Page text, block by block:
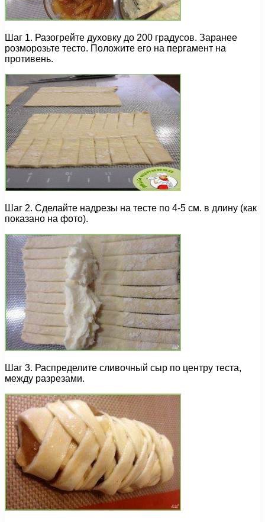
Шаг 1. Разогрейте духовку до 200 градусов. Заранее
розморозьте тесто. Положите его на пергамент на
противень.
Шаг 2. Сделайте надрезы на тесте по 4-5 см. в длину (как
показано на фото).
Шаг 3. Распределите сливочный сыр по центру теста,
между разрезами.